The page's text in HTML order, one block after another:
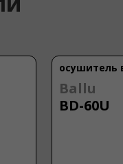
осушитель
Ballu
BD-60U